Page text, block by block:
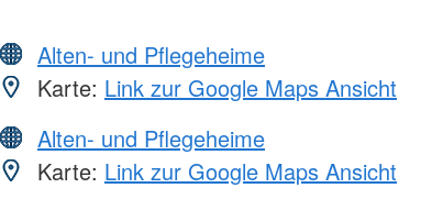
Alten- und Pflegeheime
Karte: Link zur Google Maps Ansicht
Alten- und Pflegeheime
Karte: Link zur Google Maps Ansicht